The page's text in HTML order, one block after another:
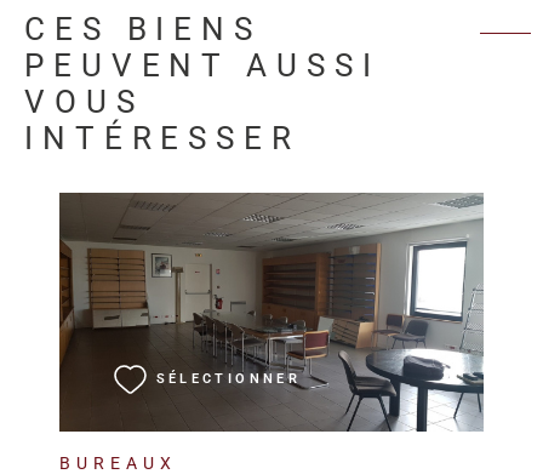
CES BIENS
PEUVENT AUSSI
VOUS
INTÉRESSER
BUREAUX
SÉLECTIONNER
VOIR LE BIEN